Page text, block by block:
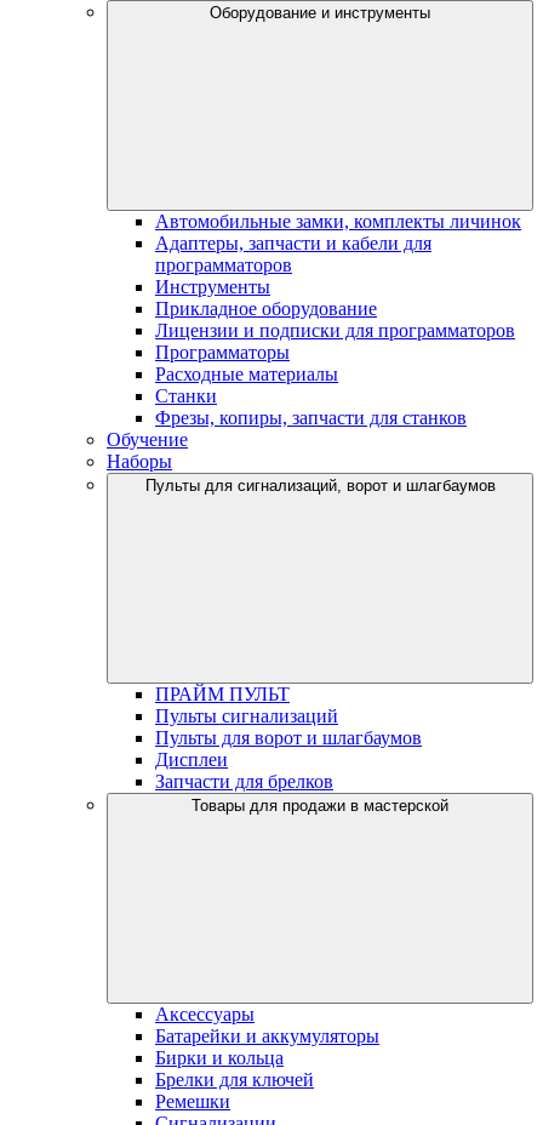
Оборудование и инструменты
Автомобильные замки, комплекты личинок
Адаптеры, запчасти и кабели для
программаторов
Инструменты
Прикладное оборудование
Лицензии и подписки для программаторов
Программаторы
Расходные материалы
Станки
Фрезы, копиры, запчасти для станков
Обучение
Наборы
Пульты для сигнализаций, ворот и шлагбаумов
ПРАЙМ ПУЛЬТ
Пульты сигнализаций
Пульты для ворот и шлагбаумов
Дисплеи
Запчасти для брелков
Товары для продажи в мастерской
Аксессуары
Батарейки и аккумуляторы
Бирки и кольца
Брелки для ключей
Ремешки